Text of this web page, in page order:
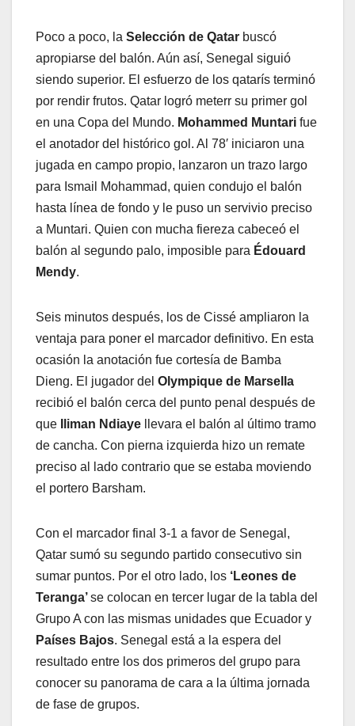
Poco a poco, la Selección de Qatar buscó
apropiarse del balón. Aún así, Senegal siguió
siendo superior. El esfuerzo de los qatarís terminó
por rendir frutos. Qatar logró meterr su primer gol
en una Copa del Mundo. Mohammed Muntari fue
el anotador del histórico gol. Al 78′ iniciaron una
jugada en campo propio, lanzaron un trazo largo
para Ismail Mohammad, quien condujo el balón
hasta línea de fondo y le puso un servivio preciso
a Muntari. Quien con mucha fiereza cabeceó el
balón al segundo palo, imposible para Édouard
Mendy.
Seis minutos después, los de Cissé ampliaron la
ventaja para poner el marcador definitivo. En esta
ocasión la anotación fue cortesía de Bamba
Dieng. El jugador del Olympique de Marsella
recibió el balón cerca del punto penal después de
que
Iliman Ndiaye llevara el balón al último tramo
de cancha. Con pierna izquierda hizo un remate
preciso al lado contrario que se estaba moviendo
el portero Barsham.
Con el marcador final 3-1 a favor de Senegal,
Qatar sumó su segundo partido consecutivo sin
sumar puntos. Por el otro lado, los ‘Leones de
Teranga’se colocan en tercer lugar de la tabla del
Grupo A con las mismas unidades que Ecuador y
Países Bajos. Senegal está a la espera del
resultado entre los dos primeros del grupo para
conocer su panorama de cara a la última jornada
de fase de grupos.